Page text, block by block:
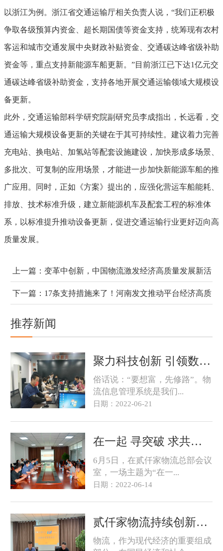
以浙江为例。浙江省交通运输厅相关负责人说，“我们正积极
争取各级预算内资金、超长期国债等资金支持，统筹现有农村
客运和城市交通发展中央财政补贴资金、交通碳达峰省级补助
资金等，重点支持新能源车船更新。”目前浙江已下达1亿元交
通碳达峰省级补助资金，支持各地开展交通运输领域大规模设
备更新。
此外，交通运输部科学研究院副研究员李成指出，长远看，交
通运输大规模设备更新的关键在于其可持续性。建议着力完善
充电站、换电站、加氢站等配套设施建设，加快形成多场景、
多批次、可复制的应用场景，才能进一步加快新能源车船的推
广应用。同时，正如《方案》提出的，应强化营运车船能耗、
排放、技术标准升级，建立新能源机车及配套工程的标准体
系，以标准提升推动设备更新，促进交通运输行业更好迈向高
质量发展。
上一篇：变革中创新，中国物流激发经济高质量发展新活
力
下一篇： 17条支持措施来了！河南发文推动平台经济高质
推荐新闻
聚力科技创新 引领数智发展｜贰仟家物流信息管理系统（升级版）上线！
俗话说：“要想富，先修路”。物
流信息管理系统是我们...
日期：2022-06-21
在一起 寻突破 求共赢——贰仟家物流夏季送清凉区域会议成功举办！
6月5日，在贰仟家物流总部会议
室，一场主题为“在一...
日期：2022-06-14
贰仟家物流持续创新 引领企业向自动化智能化方向发展
物流，作为现代经济的重要组成